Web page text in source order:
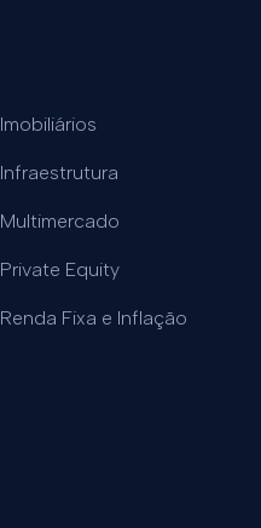
Imobiliários
Infraestrutura
Multimercado
Private Equity
Renda Fixa e Inflação